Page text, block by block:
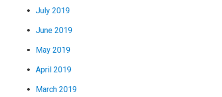
July 2019
June 2019
May 2019
April 2019
March 2019